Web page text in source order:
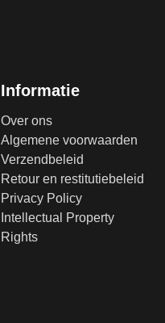
Informatie
Over ons
Algemene voorwaarden
Verzendbeleid
Retour en restitutiebeleid
Privacy Policy
Intellectual Property
Rights